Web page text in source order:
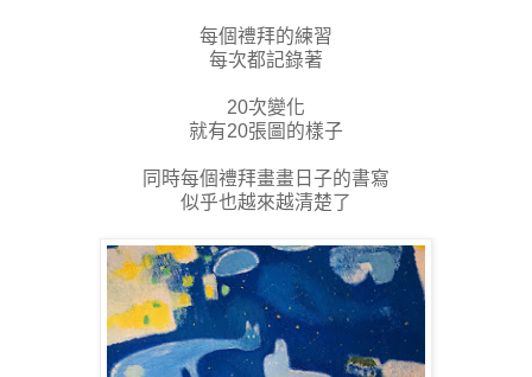
每個禮拜的練習
每次都記錄著
20次變化
就有20張圖的樣子
同時每個禮拜畫畫日子的書寫
似乎也越來越清楚了